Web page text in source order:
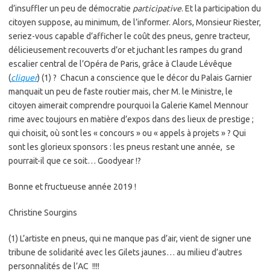
d’insuffler un peu de démocratie participative. Et la participation du
citoyen suppose, au minimum, de l’informer. Alors, Monsieur Riester,
seriez-vous capable d’afficher le coût des pneus, genre tracteur,
délicieusement recouverts d’or et juchant les rampes du grand
escalier central de l’Opéra de Paris, grâce à Claude Lévêque
(cliquer) (1) ? Chacun a conscience que le décor du Palais Garnier
manquait un peu de faste routier mais, cher M. le Ministre, le
citoyen aimerait comprendre pourquoi la Galerie Kamel Mennour
rime avec toujours en matière d’expos dans des lieux de prestige ;
qui choisit, où sont les « concours » ou « appels à projets » ? Qui
sont les glorieux sponsors : les pneus restant une année, se
pourrait-il que ce soit… Goodyear !?
Bonne et fructueuse année 2019 !
Christine Sourgins
(1) L’artiste en pneus, qui ne manque pas d’air, vient de signer une
tribune de solidarité avec les Gilets jaunes… au milieu d’autres
personnalités de l’AC !!!!